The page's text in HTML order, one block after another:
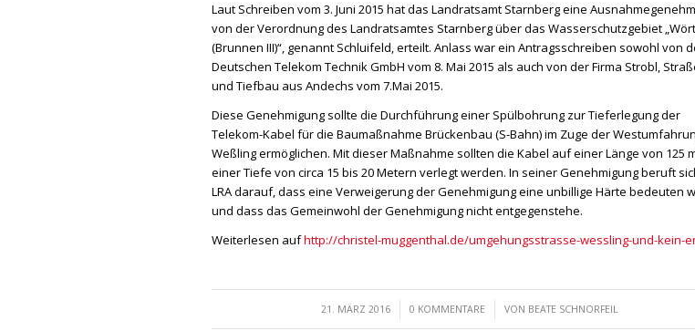
Laut Schreiben vom 3. Juni 2015 hat das Landratsamt Starnberg eine
von der Verordnung des Landratsamtes Starnberg über das Wasserschutzgebiet
(Brunnen III)“, genannt Schluifeld, erteilt. Anlass war ein Antragsschreiben sowohl von
Deutschen Telekom Technik GmbH vom 8. Mai 2015 als auch von der Firma Strobl,
und Tiefbau aus Andechs vom 7.Mai 2015.
Diese Genehmigung sollte die Durchführung einer Spülbohrung zur Tieferlegung der
Telekom-Kabel für die Baumaßnahme Brückenbau (S-Bahn) im Zuge der
Weßling ermöglichen. Mit dieser Maßnahme sollten die Kabel auf einer Länge von 125
einer Tiefe von circa 15 bis 20 Metern verlegt werden. In seiner Genehmigung beruft
LRA darauf, dass eine Verweigerung der Genehmigung eine unbillige Härte bedeuten
und dass das Gemeinwohl der Genehmigung nicht entgegenstehe.
Weiterlesen aufhttp://christel-muggenthal.de/umgehungsstrasse-wessling-und-kein-
21. MÄRZ 2016
/ 0 KOMMENTARE
/ VON BEATE SCHNORFEIL